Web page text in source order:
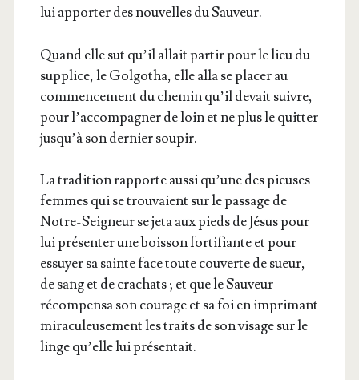
lui appor­ter des nou­velles du Sauveur.
Quand elle sut qu’il allait par­tir pour le lieu du
sup­plice, le Gol­go­tha, elle alla se pla­cer au
com­men­ce­ment du che­min qu’il devait suivre,
pour l’accompagner de loin et ne plus le quit­ter
jusqu’à son der­nier soupir.
La tra­di­tion rap­porte aus­si qu’une des pieuses
femmes qui se trou­vaient sur le pas­sage de
Notre-Sei­gneur se jeta aux pieds de Jésus pour
lui pré­sen­ter une bois­son for­ti­fiante et pour
essuyer sa sainte face toute cou­verte de sueur,
de sang et de cra­chats ; et que le Sau­veur
récom­pen­sa son cou­rage et sa foi en impri­mant
mira­cu­leu­se­ment les traits de son visage sur le
linge qu’elle lui présentait.